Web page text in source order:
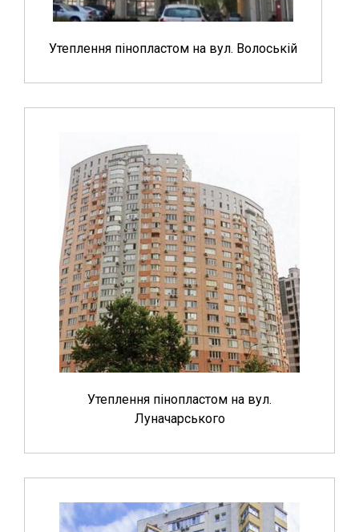
Утеплення пінопластом на вул. Волоській
Утеплення пінопластом на вул.
Луначарського